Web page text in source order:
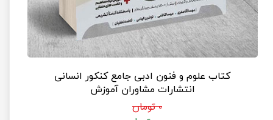
کتاب علوم و فنون ادبی جامع کنکور انسانی
انتشارات مشاوران آموزش
۰ تومان